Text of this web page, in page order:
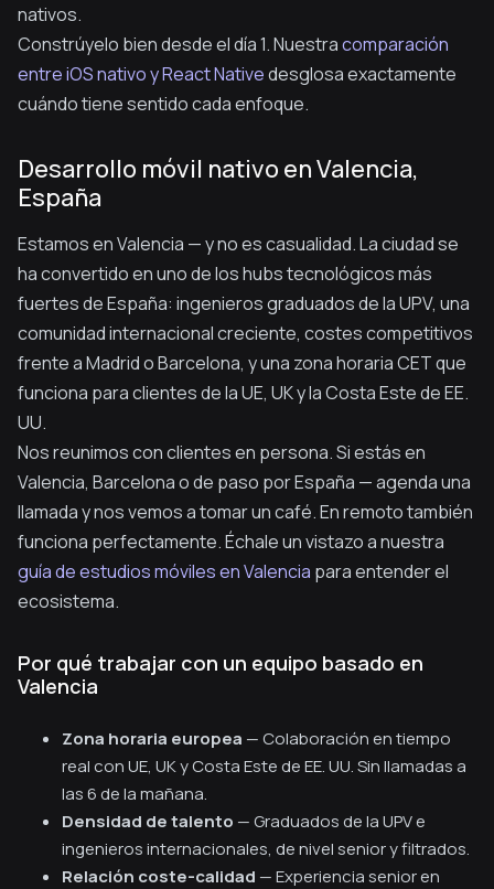
nativos.
Constrúyelo bien desde el día 1. Nuestracomparación
entre iOS nativo y React Nativedesglosa exactamente
cuándo tiene sentido cada enfoque.
Desarrollo móvil nativo en Valencia,
España
Estamos en Valencia — y no es casualidad. La ciudad se
ha convertido en uno de los hubs tecnológicos más
fuertes de España: ingenieros graduados de la UPV, una
comunidad internacional creciente, costes competitivos
frente a Madrid o Barcelona, y una zona horaria CET que
funciona para clientes de la UE, UK y la Costa Este de EE.
UU.
Nos reunimos con clientes en persona. Si estás en
Valencia, Barcelona o de paso por España — agenda una
llamada y nos vemos a tomar un café. En remoto también
funciona perfectamente. Échale un vistazo a nuestra
guía de estudios móviles en Valencia para entender el
ecosistema.
Por qué trabajar con un equipo basado en
Valencia
Zona horaria europea — Colaboración en tiempo
real con UE, UK y Costa Este de EE. UU. Sin llamadas a
las 6 de la mañana.
Densidad de talento — Graduados de la UPV e
ingenieros internacionales, de nivel senior y filtrados.
Relación coste-calidad — Experiencia senior en